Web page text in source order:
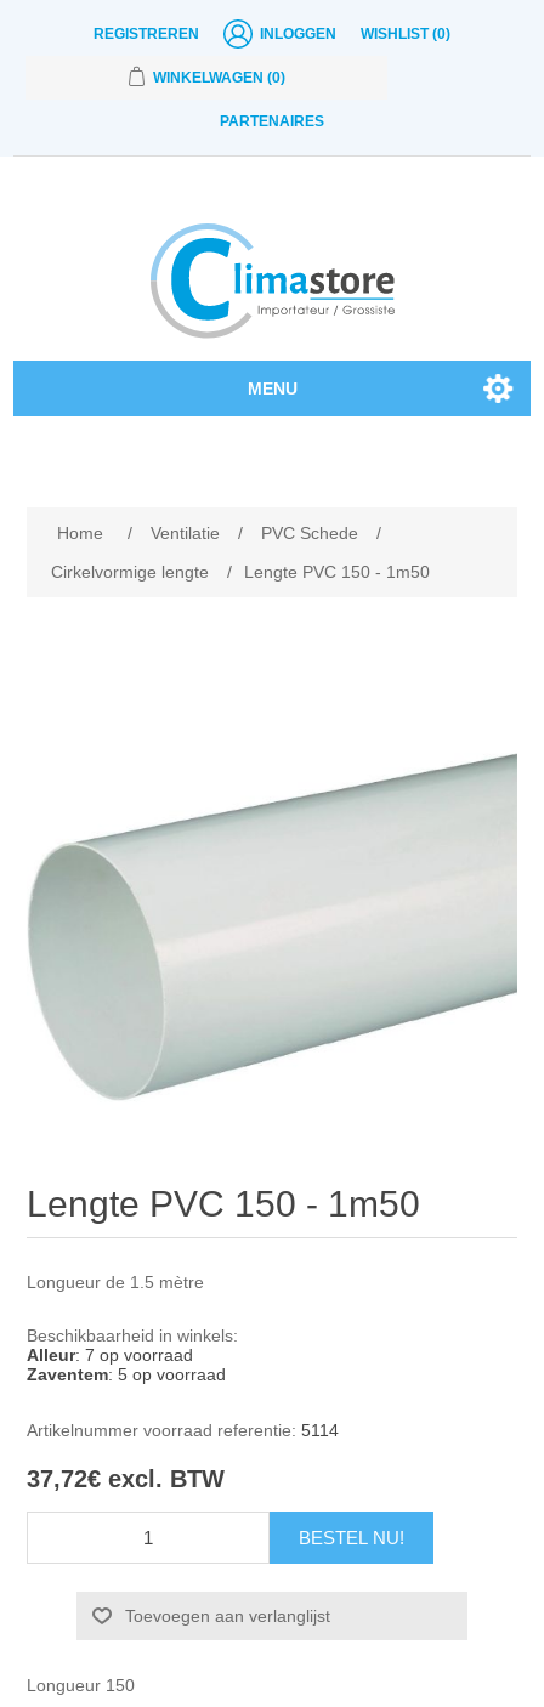
REGISTREREN INLOGGEN WISHLIST (0)
WINKELWAGEN (0)
PARTENAIRES
MENU
Home / Ventilatie / PVC Schede
/
Cirkelvormige lengte
/ Lengte PVC 150 - 1m50
Lengte PVC 150 - 1m50
Longueur de 1.5 mètre
Beschikbaarheid in winkels:
Alleur: 7 op voorraad
Zaventem: 5 op voorraad
Artikelnummer voorraad referentie: 5114
37,72€ excl. BTW
Toevoegen aan verlanglijst
Longueur 150